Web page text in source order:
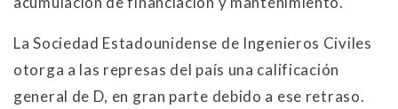
La Sociedad Estadounidense de Ingenieros Civiles
otorga a las represas del país una calificación
general de D, en gran parte debido a ese retraso.